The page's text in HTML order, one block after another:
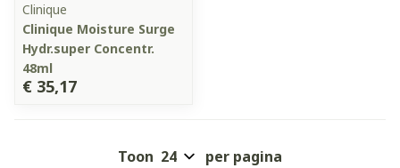
Clinique
Clinique Moisture Surge
Hydr.super Concentr.
48ml
€ 35,17
Toon per pagina